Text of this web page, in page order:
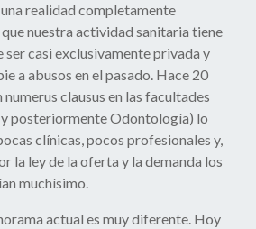
una realidad completamente
nuestra actividad sanitaria tiene
casi exclusivamente privada y
a abusos en el pasado. Hace 20
numerus clausus en las facultades
posteriormente Odontología) lo
clínicas, pocos profesionales y,
la ley de la oferta y la demanda los
muchísimo.
actual es muy diferente. Hoy